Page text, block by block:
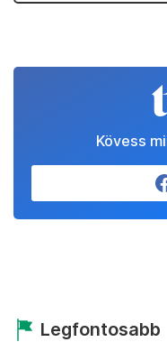
Kövess
Legfontosabb